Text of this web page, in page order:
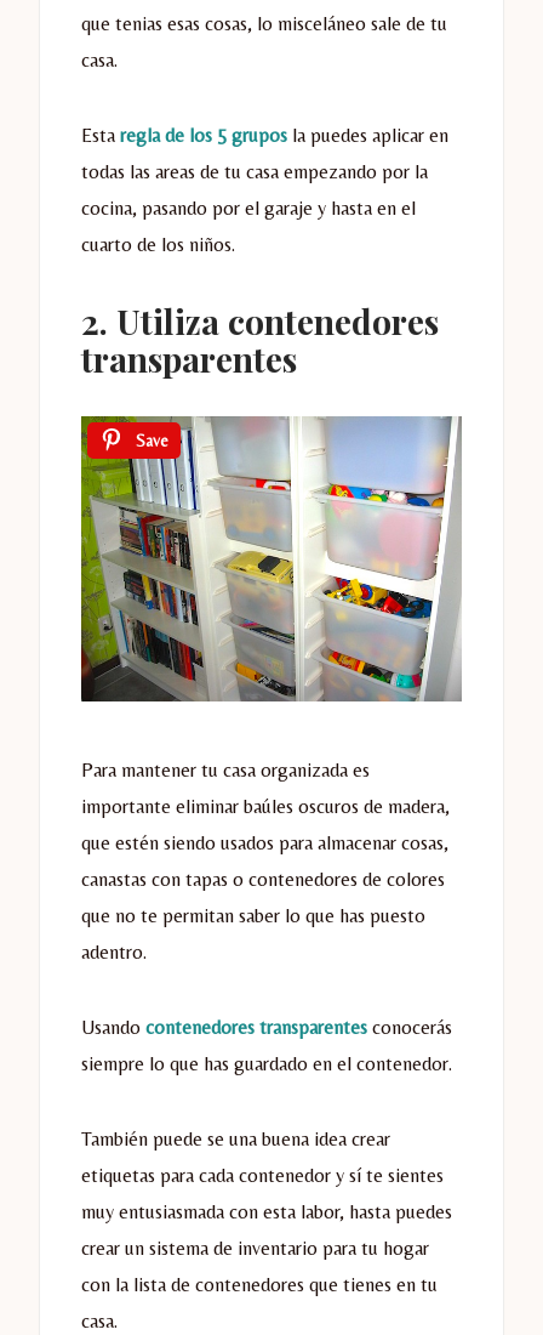
que tenias esas cosas, lo misceláneo sale de tu
casa.
Esta regla de los 5 grupos la puedes aplicar en
todas las areas de tu casa empezando por la
cocina, pasando por el garaje y hasta en el
cuarto de los niños.
2. Utiliza contenedores
transparentes
Save
Para mantener tu casa organizada es
importante eliminar baúles oscuros de madera,
que estén siendo usados para almacenar cosas,
canastas con tapas o contenedores de colores
que no te permitan saber lo que has puesto
adentro.
Usando contenedores transparentes conocerás
siempre lo que has guardado en el contenedor.
También puede se una buena idea crear
etiquetas para cada contenedor y sí te sientes
muy entusiasmada con esta labor, hasta puedes
crear un sistema de inventario para tu hogar
con la lista de contenedores que tienes en tu
casa.